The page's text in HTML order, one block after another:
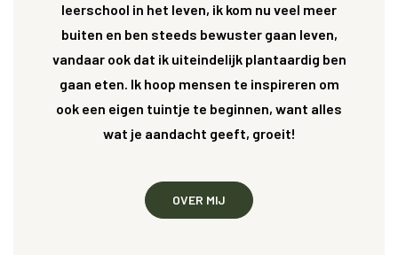
leerschool in het leven, ik kom nu veel meer
buiten en ben steeds bewuster gaan leven,
vandaar ook dat ik uiteindelijk plantaardig ben
gaan eten. Ik hoop mensen te inspireren om
ook een eigen tuintje te beginnen, want alles
wat je aandacht geeft, groeit!
OVER MIJ